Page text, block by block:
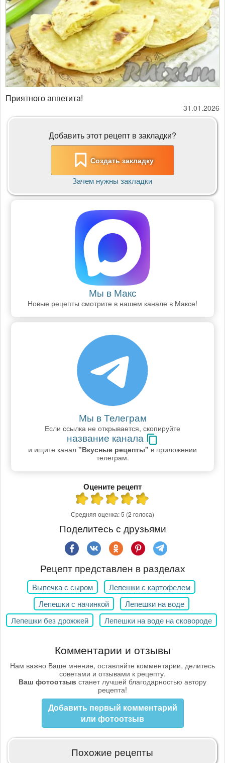
Приятного аппетита!
31.01.2026
Добавить этот рецепт в закладки?
Создать закладку
Зачем нужны закладки
Мы в Макс
Новые рецепты смотрите в нашем канале в Максе!
Мы в Телеграм
Если ссылка не открывается, скопируйте
название канала
и ищите канал "Вкусные рецепты" в приложении
телеграм.
Оцените рецепт
Средняя оценка:5 (2 голоса)
Поделитесь с друзьями
Рецепт представлен в разделах
Выпечка с сыром
Лепешки с картофелем
Лепешки с начинкой
Лепешки на воде
Лепешки без дрожжей
Лепешки на воде на сковороде
Комментарии и отзывы
Нам важно Ваше мнение, оставляйте комментарии, делитесь
советами и отзывами к рецепту.
Ваш фотоотзыв станет лучшей благодарностью автору
рецепта!
Добавить первый комментарий
или фотоотзыв
Похожие рецепты